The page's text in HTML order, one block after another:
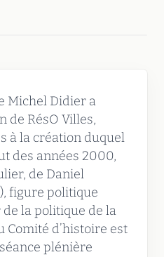
Michel Didier a
de RésO Villes,
à la création duquel
des années 2000,
de Daniel
figure politique
la politique de la
Comité d’histoire est
plénière